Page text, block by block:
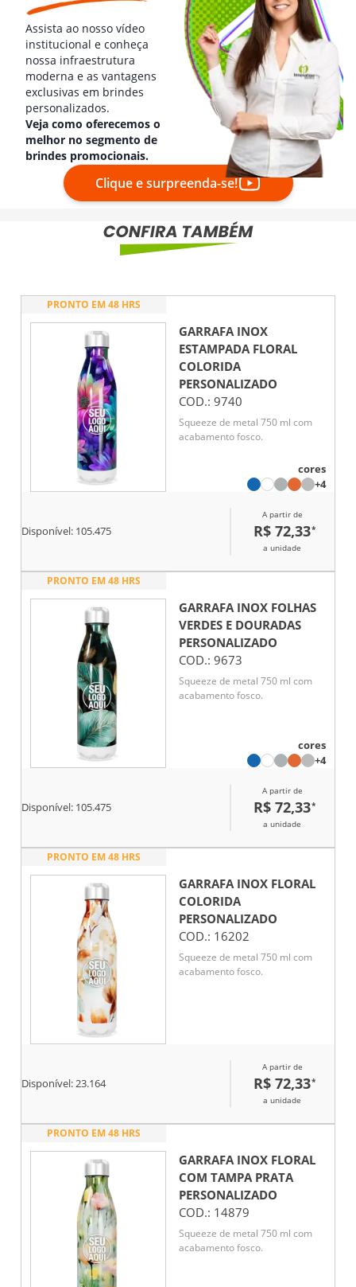
Assista ao nosso vídeo
institucional e conheça
nossa infraestrutura
moderna e as vantagens
exclusivas em brindes
personalizados.
Veja como oferecemos o
melhor no segmento de
brindes promocionais.
Clique e surpreenda-se!
PRONTO EM 48 HRS
GARRAFA INOX
ESTAMPADA FLORAL
COLORIDA
PERSONALIZADO
COD.: 9740
Squeeze de metal 750 ml com
acabamento fosco.
cores
+4
Disponível: 105.475
A partir de
R$ 72,33*
a unidade
PRONTO EM 48 HRS
GARRAFA INOX FOLHAS
VERDES E DOURADAS
PERSONALIZADO
COD.: 9673
Squeeze de metal 750 ml com
acabamento fosco.
cores
+4
Disponível: 105.475
A partir de
R$ 72,33*
a unidade
PRONTO EM 48 HRS
GARRAFA INOX FLORAL
COLORIDA
PERSONALIZADO
COD.: 16202
Squeeze de metal 750 ml com
acabamento fosco.
Disponível:23.164
A partir de
R$ 72,33*
a unidade
PRONTO EM 48 HRS
GARRAFA INOX FLORAL
COM TAMPA PRATA
PERSONALIZADO
COD.: 14879
Squeeze de metal 750 ml com
acabamento fosco.